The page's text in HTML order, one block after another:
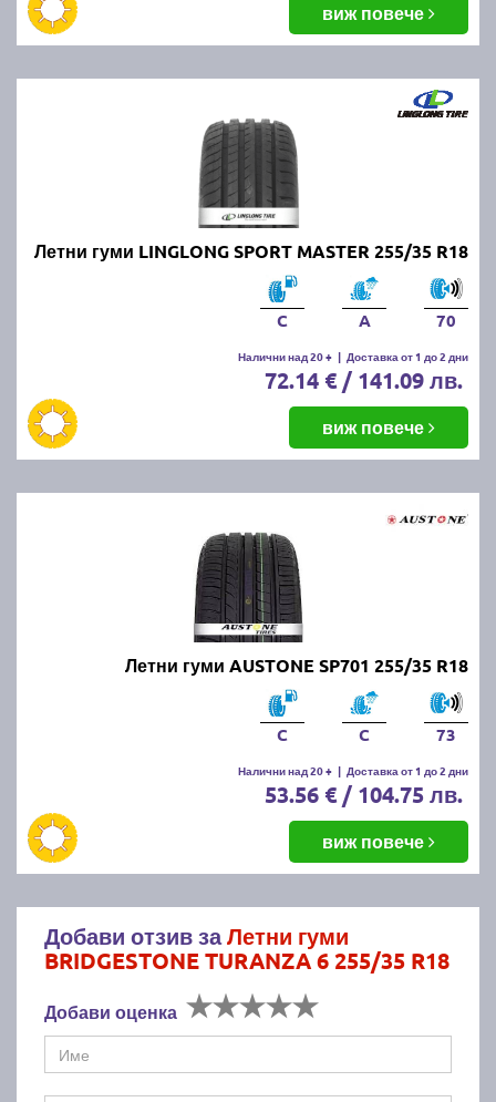
виж повече
Летни гуми LINGLONG SPORT MASTER 255/35 R18
C A 70
Налични над 20 + | Доставка от 1 до 2 дни
72.14 € / 141.09 лв.
виж повече
Летни гуми AUSTONE SP701 255/35 R18
C C 73
Налични над 20 + | Доставка от 1 до 2 дни
53.56 € / 104.75 лв.
виж повече
Добави отзив заЛетни гуми
BRIDGESTONE TURANZA 6 255/35 R18
Добави оценка